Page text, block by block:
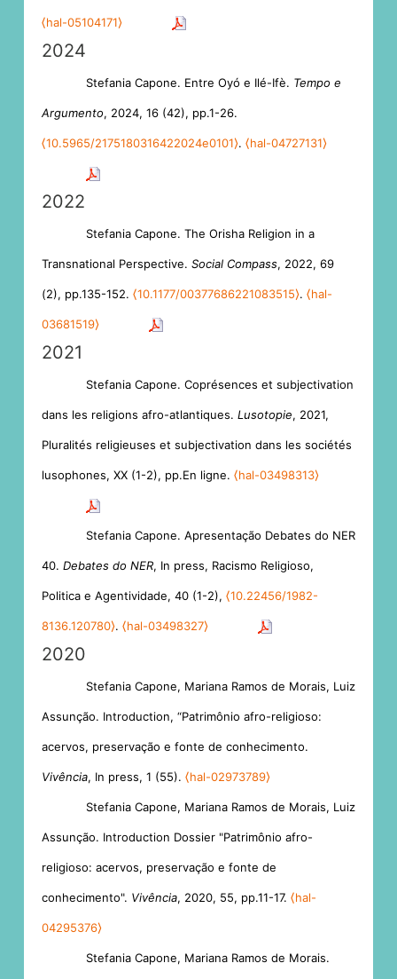
⟨hal-05104171⟩
2024
Stefania Capone. Entre Oyó e Ilé-Ifè. Tempo e
Argumento, 2024, 16 (42), pp.1-26.
⟨10.5965/2175180316422024e0101⟩. ⟨hal-04727131⟩
2022
Stefania Capone. The Orisha Religion in a
Transnational Perspective. Social Compass, 2022, 69
(2), pp.135-152. ⟨10.1177/00377686221083515⟩. ⟨hal-
03681519⟩
2021
Stefania Capone. Coprésences et subjectivation
dans les religions afro-atlantiques. Lusotopie, 2021,
Pluralités religieuses et subjectivation dans les sociétés
lusophones, XX (1-2), pp.En ligne. ⟨hal-03498313⟩
Stefania Capone. Apresentação Debates do NER
40. Debates do NER, In press, Racismo Religioso,
Politica e Agentividade, 40 (1-2), ⟨10.22456/1982-
8136.120780⟩. ⟨hal-03498327⟩
2020
Stefania Capone, Mariana Ramos de Morais, Luiz
Assunção. Introduction, “Patrimônio afro-religioso:
acervos, preservação e fonte de conhecimento.
Vivência, In press, 1 (55). ⟨hal-02973789⟩
Stefania Capone, Mariana Ramos de Morais, Luiz
Assunção. Introduction Dossier "Patrimônio afro-
religioso: acervos, preservação e fonte de
conhecimento". Vivência, 2020, 55, pp.11-17. ⟨hal-
04295376⟩
Stefania Capone, Mariana Ramos de Morais.